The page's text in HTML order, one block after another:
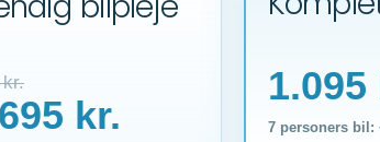
kr.
1.095
7 personers bil: